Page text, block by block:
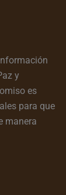
y
es
para que
manera